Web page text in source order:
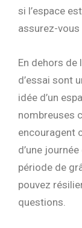
si l’espace
assurez-vous
En dehors de
d’essai sont
idée d’un
nombreuses
encouragent
d’une
période de
pouvez
questions.